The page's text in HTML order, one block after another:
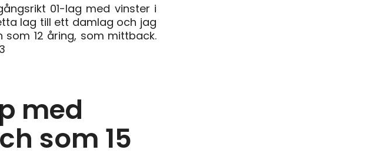
01-lag med vinster i
lag till ett damlag och jag
12 åring, som mittback.
med
som 15